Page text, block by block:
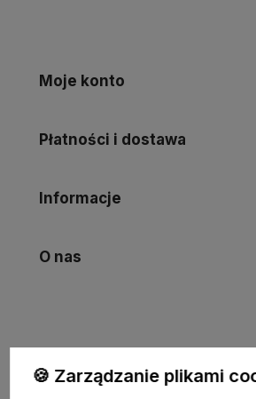
Moje konto
Płatności i dostawa
Informacje
O nas
🍪 Zarządzanie plikami